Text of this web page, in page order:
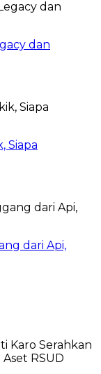
dan
Siapa
dari Api,